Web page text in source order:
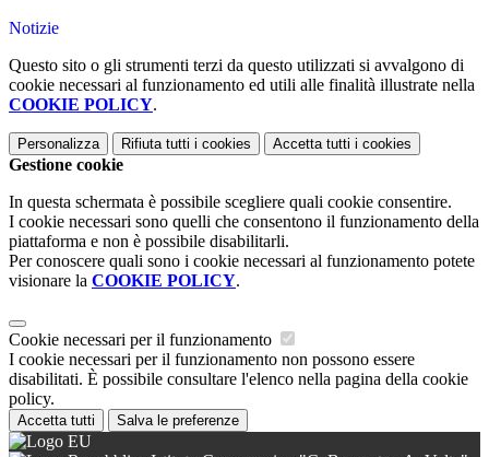
Notizie
Questo sito o gli strumenti terzi da questo utilizzati si avvalgono di
cookie necessari al funzionamento ed utili alle finalità illustrate nella
COOKIE POLICY.
Personalizza Rifiuta tutti i cookies Accetta tutti i cookies
Gestione cookie
In questa schermata è possibile scegliere quali cookie consentire.
I cookie necessari sono quelli che consentono il funzionamento della
piattaforma e non è possibile disabilitarli.
Per conoscere quali sono i cookie necessari al funzionamento potete
visionare la COOKIE POLICY.
Cookie necessari per il funzionamento
I cookie necessari per il funzionamento non possono essere
disabilitati. È possibile consultare l'elenco nella pagina della cookie
policy.
Accetta tutti Salva le preferenze